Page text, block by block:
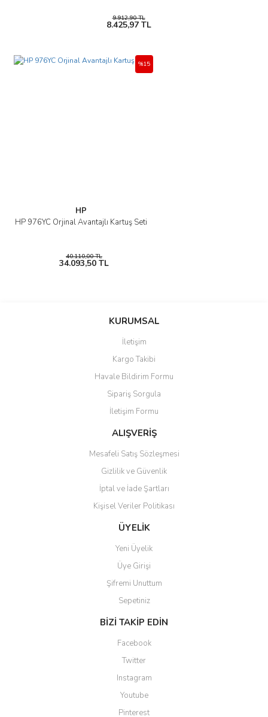
9.912,90 TL
8.425,97 TL
HP
HP 976YC Orjinal Avantajlı Kartuş Seti
%15
40.110,00 TL
34.093,50 TL
KURUMSAL
İletişim
Kargo Takibi
Havale Bildirim Formu
Sipariş Sorgula
İletişim Formu
ALIŞVERİŞ
Mesafeli Satış Sözleşmesi
Gizlilik ve Güvenlik
İptal ve İade Şartları
Kişisel Veriler Politikası
ÜYELİK
Yeni Üyelik
Üye Girişi
Şifremi Unuttum
Sepetiniz
BİZİ TAKİP EDİN
Facebook
Twitter
Instagram
Youtube
Pinterest